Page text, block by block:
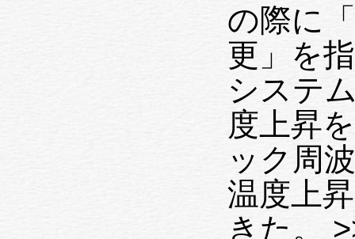
の際に
更」を
システ
度上昇
ック周
温度上
きた。